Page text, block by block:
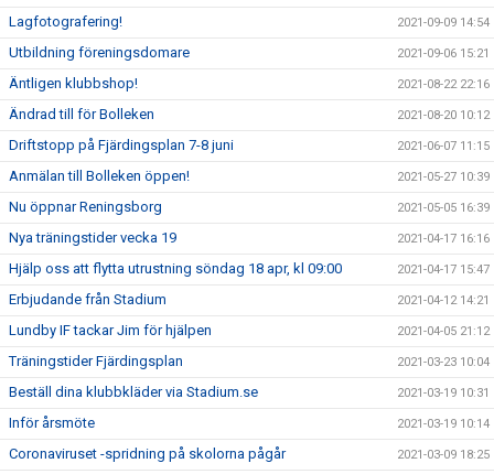
Lagfotografering! 2021-09-09 14:54
Utbildning föreningsdomare 2021-09-06 15:21
Äntligen klubbshop! 2021-08-22 22:16
Ändrad till för Bolleken 2021-08-20 10:12
Driftstopp på Fjärdingsplan 7-8 juni 2021-06-07 11:15
Anmälan till Bolleken öppen! 2021-05-27 10:39
Nu öppnar Reningsborg 2021-05-05 16:39
Nya träningstider vecka 19 2021-04-17 16:16
Hjälp oss att flytta utrustning söndag 18 apr, kl 09:00 2021-04-17 15:47
Erbjudande från Stadium 2021-04-12 14:21
Lundby IF tackar Jim för hjälpen 2021-04-05 21:12
Träningstider Fjärdingsplan 2021-03-23 10:04
Beställ dina klubbkläder via Stadium.se 2021-03-19 10:31
Inför årsmöte 2021-03-19 10:14
Coronaviruset -spridning på skolorna pågår 2021-03-09 18:25